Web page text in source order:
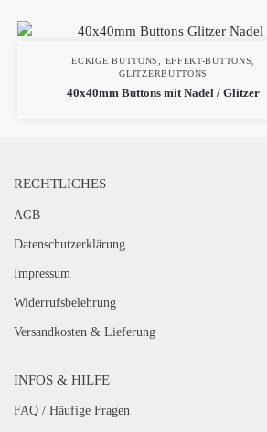
ECKIGE BUTTONS, EFFEKT-BUTTONS,
GLITZERBUTTONS
40x40mm Buttons mit Nadel / Glitzer
RECHTLICHES
AGB
Datenschutzerklärung
Impressum
Widerrufsbelehrung
Versandkosten & Lieferung
INFOS & HILFE
FAQ / Häufige Fragen